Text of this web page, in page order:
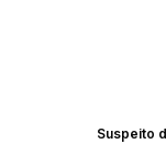
Suspeito